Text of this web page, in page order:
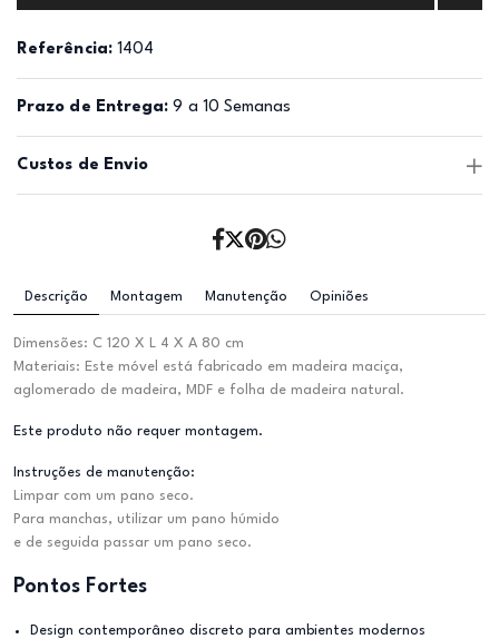
Referência: 1404
Prazo de Entrega: 9 a 10 Semanas
Custos de Envio
Descrição Montagem Manutenção Opiniões
Dimensões: C 120 X L 4 X A 80 cm
Materiais: Este móvel está fabricado em madeira maciça,
aglomerado de madeira, MDF e folha de madeira natural.
Este produto não requer montagem.
Instruções de manutenção:
Limpar com um pano seco.
Para manchas, utilizar um pano húmido
e de seguida passar um pano seco.
Pontos Fortes
Design contemporâneo discreto para ambientes modernos